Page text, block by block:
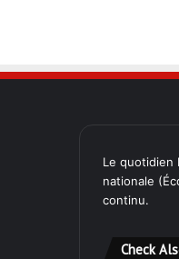
Le quotidien
nationale
continu.
Check